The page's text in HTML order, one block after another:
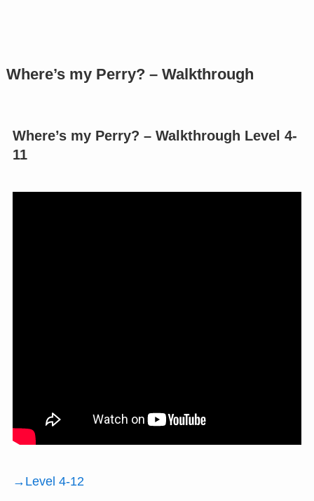
Where’s my Perry? – Walkthrough
Where’s my Perry? – Walkthrough Level 4-
11
→Level 4-12